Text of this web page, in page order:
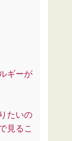
ギーが
たいの
見るこ